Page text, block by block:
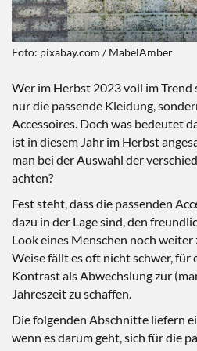
Foto: pixabay.com / MabelAmber
Wer im Herbst 2023 voll im
nur die passende Kleidung,
Accessoires. Doch was bedeutet
ist in diesem Jahr im Herbst
man bei der Auswahl der
achten?
Fest steht, dass die passenden
dazu in der Lage sind, den
Look eines Menschen noch
Weise fällt es oft nicht schwer, für
Kontrast als Abwechslung zur
Jahreszeit zu schaffen.
Die folgenden Abschnitte liefern
wenn es darum geht, sich für die